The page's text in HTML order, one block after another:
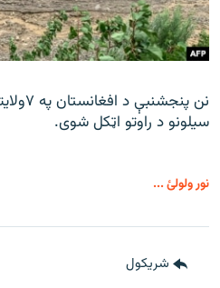
نن
سیلونو د راوتو اټکل شوی.
نور ولولئ ...
شريکول